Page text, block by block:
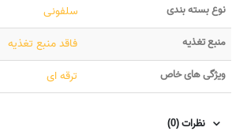
نوع بسته بندی سلفونی
منبع تغذیه فاقد منبع تغذیه
ویژگی های خاص ترقه ای
نظرات (0)